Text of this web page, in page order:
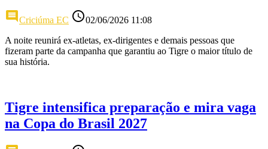
commentCriciúma EC access_time02/06/2026 11:08
A noite reunirá ex-atletas, ex-dirigentes e demais pessoas que
fizeram parte da campanha que garantiu ao Tigre o maior título de
sua história.
Tigre intensifica preparação e mira vaga
na Copa do Brasil 2027